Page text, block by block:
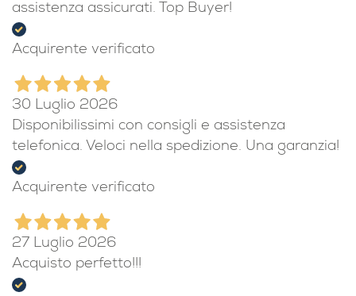
assistenza assicurati. Top Buyer!
Acquirente verificato
30 Luglio 2026
Disponibilissimi con consigli e assistenza
telefonica. Veloci nella spedizione. Una garanzia!
Acquirente verificato
27 Luglio 2026
Acquisto perfetto!!!